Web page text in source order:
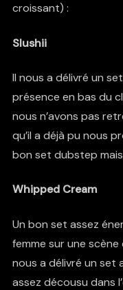
croissant) :
Slushii
Il nous a délivré un
présence en bas du
nous n’avons pas
qu’il a déjà pu nous
bon set dubstep
Whipped Cream
Un bon set assez
femme sur une
nous a délivré un set
assez décousu dans